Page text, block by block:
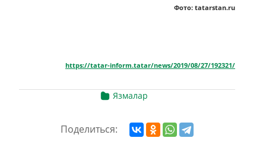
Фото: tatarstan.ru
https://tatar-inform.tatar/news/2019/08/27/192321/
Язмалар
Поделиться: